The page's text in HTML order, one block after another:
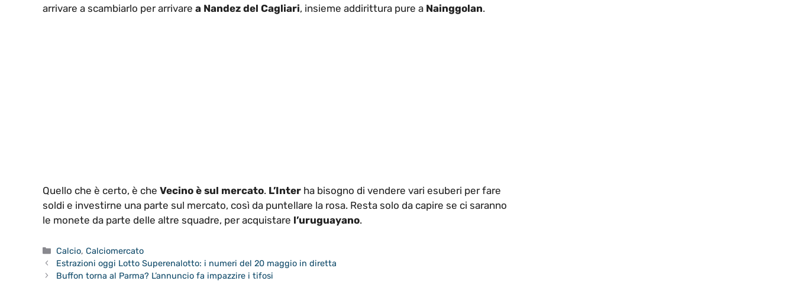
arrivare a scambiarlo per arrivare a Nandez del Cagliari, insieme addirittura pure a Nainggolan.
Quello che è certo, è che Vecino è sul mercato. L’Inter ha bisogno di vendere vari esuberi per fare
soldi e investirne una parte sul mercato, così da puntellare la rosa. Resta solo da capire se ci saranno
le monete da parte delle altre squadre, per acquistare l’uruguayano.
Categorie
Calcio,Calciomercato
Estrazioni oggi Lotto Superenalotto: i numeri del 20 maggio in diretta
Buffon torna al Parma? L’annuncio fa impazzire i tifosi